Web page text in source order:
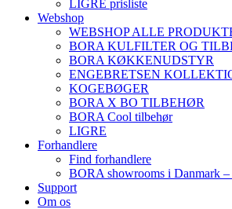
LIGRE prisliste
Webshop
WEBSHOP ALLE
BORA KULFILTER OG
BORA KØKKENUDSTYR
ENGEBRETSEN
KOGEBØGER
BORA X BO TILBEHØR
BORA Cool tilbehør
LIGRE
Forhandlere
Find forhandlere
BORA showrooms i Danmark
Support
Om os